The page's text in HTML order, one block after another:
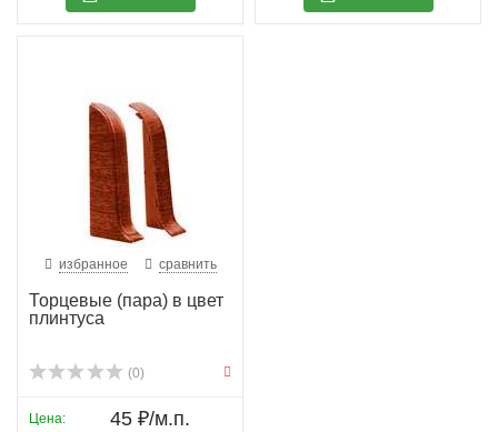
избранное сравнить
Торцевые (пара) в цвет
плинтуса
(0)
Цена: 45 ₽/м.п.